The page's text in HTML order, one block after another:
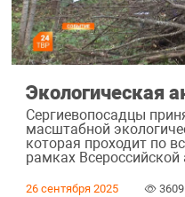
Экологическая
Сергиевопосадцы
масштабной
которая проходит по
рамках
26 сентября 2025 3609